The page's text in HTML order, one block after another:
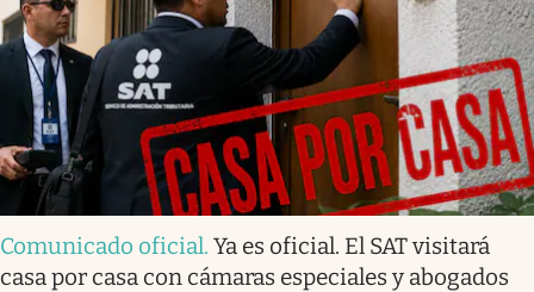
Comunicado oficial. Ya es oficial. El SAT visitará
casa por casa con cámaras especiales y abogados